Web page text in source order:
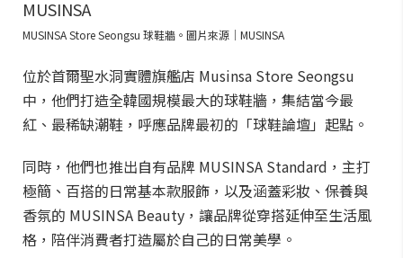
MUSINSA Store Seongsu 球鞋牆。圖片來源｜MUSINSA
位於首爾聖水洞實體旗艦店 Musinsa Store Seongsu
中，他們打造全韓國規模最大的球鞋牆，集結當今最
紅、最稀缺潮鞋，呼應品牌最初的「球鞋論壇」起點。
同時，他們也推出自有品牌 MUSINSA Standard，主打
極簡、百搭的日常基本款服飾，以及涵蓋彩妝、保養與
香氛的 MUSINSA Beauty，讓品牌從穿搭延伸至生活風
格，陪伴消費者打造屬於自己的日常美學。